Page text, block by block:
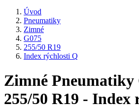
Úvod
Pneumatiky
Zimné
G075
255/50 R19
Index rýchlosti Q
Zimné Pneumatiky
255/50 R19 - Index